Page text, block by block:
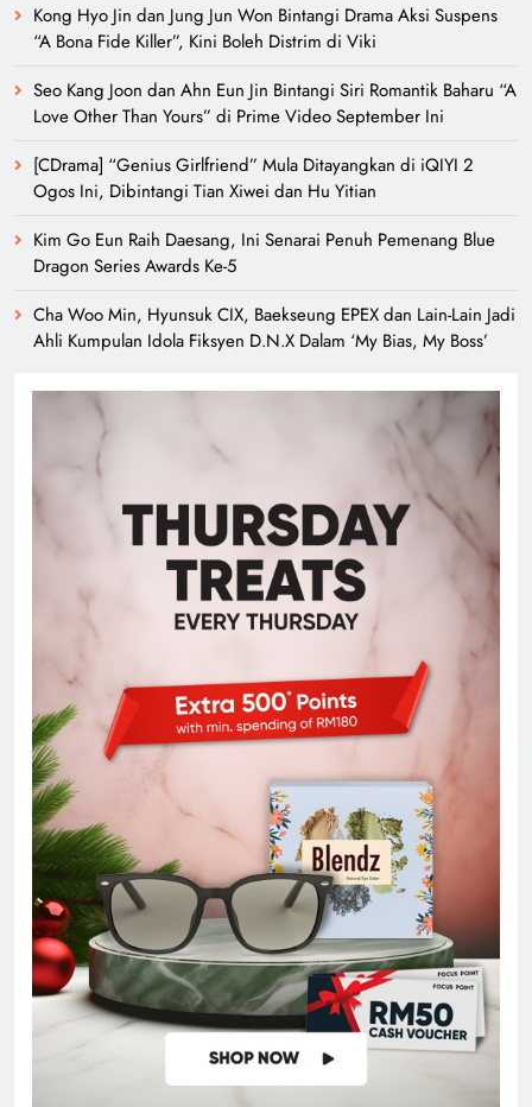
Kong Hyo Jin dan Jung Jun Won Bintangi Drama Aksi Suspens
“A Bona Fide Killer”, Kini Boleh Distrim di Viki
Seo Kang Joon dan Ahn Eun Jin Bintangi Siri Romantik Baharu “A
Love Other Than Yours” di Prime Video September Ini
[CDrama] “Genius Girlfriend” Mula Ditayangkan di iQIYI 2
Ogos Ini, Dibintangi Tian Xiwei dan Hu Yitian
Kim Go Eun Raih Daesang, Ini Senarai Penuh Pemenang Blue
Dragon Series Awards Ke-5
Cha Woo Min, Hyunsuk CIX, Baekseung EPEX dan Lain-Lain Jadi
Ahli Kumpulan Idola Fiksyen D.N.X Dalam ‘My Bias, My Boss’